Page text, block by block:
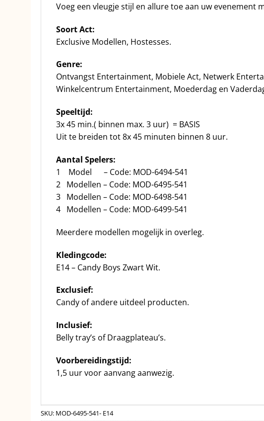
Voeg een vleugje stijl en allure toe aan uw evenement
Soort Act:
Exclusive Modellen, Hostesses.
Genre:
Ontvangst Entertainment, Mobiele Act, Netwerk
Winkelcentrum Entertainment, Moederdag en
Speeltijd:
3x 45 min.( binnen max. 3 uur) = BASIS
Uit te breiden tot 8x 45 minuten binnen 8 uur.
Aantal Spelers:
1 Model – Code: MOD-6494-541
2 Modellen – Code: MOD-6495-541
3 Modellen – Code: MOD-6498-541
4 Modellen – Code: MOD-6499-541
Meerdere modellen mogelijk in overleg.
Kledingcode:
E14 – Candy Boys Zwart Wit.
Exclusief:
Candy of andere uitdeel producten.
Inclusief:
Belly tray’s of Draagplateau’s.
Voorbereidingstijd:
1,5 uur voor aanvang aanwezig.
SKU: MOD-6495-541- E14